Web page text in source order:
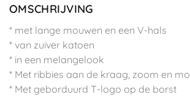
OMSCHRIJVING
* met lange mouwen en een V-hals
* van zuiver katoen
* in een melangelook
* Met ribbies aan de kraag, zoom en
* Met geborduurd T-logo op de borst